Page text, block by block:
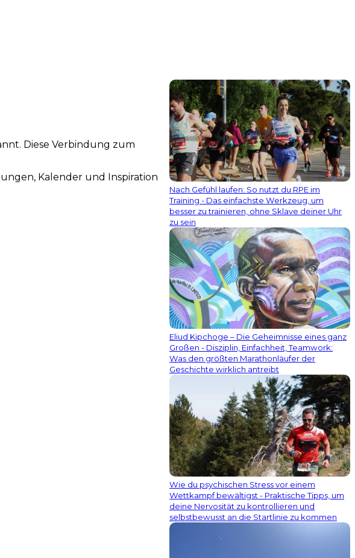
Diese Verbindung zum
Kalender und Inspiration
Nach Gefühl laufen: So nutzt du RPE im
Training - Das einfachste Werkzeug, um
besser zu trainieren, ohne Sklave deiner Uhr
zu sein
Eliud Kipchoge – Die Geheimnisse eines ganz
Großen - Disziplin, Einfachheit, Teamwork:
Was den größten Marathonläufer der
Geschichte wirklich antreibt
Wie du psychischen Stress vor einem
Wettkampf bewältigst - Praktische Tipps, um
deine Nervosität zu kontrollieren und
selbstbewusst an die Startlinie zu kommen